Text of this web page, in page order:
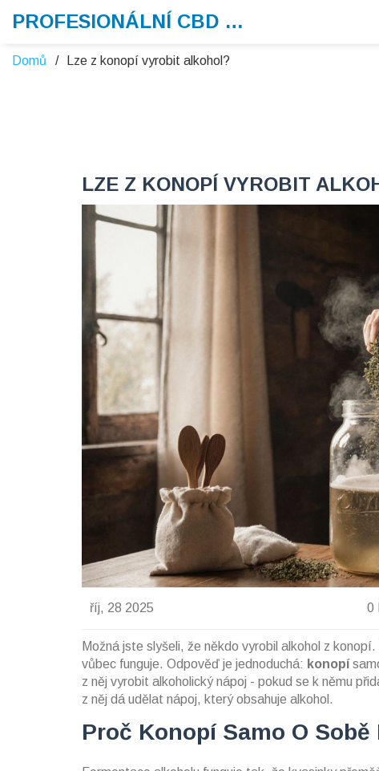
PROFESIONÁLNÍ CBD VAPE
Domů Lze z konopí vyrobit alkohol?
LZE Z KONOPÍ VYROBIT
říj, 28 2025 0
Možná jste slyšeli, že někdo vyrobil alkohol z
vůbec funguje. Odpověď je jednoduchá: konopí
z něj vyrobit alkoholický nápoj - pokud se k němu
z něj dá udělat nápoj, který obsahuje alkohol.
Proč Konopí Samo O